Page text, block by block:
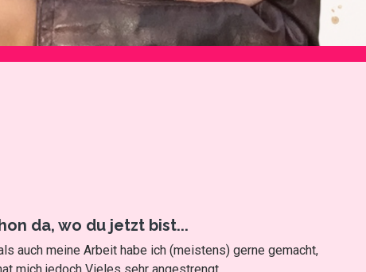
da, wo du jetzt bist...
auch meine Arbeit habe ich (meistens) gerne gemacht,